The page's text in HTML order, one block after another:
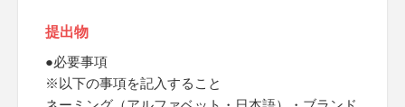
提出物
●必要事項
※以下の事項を記入すること